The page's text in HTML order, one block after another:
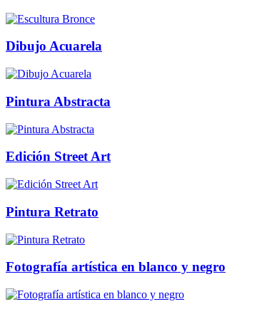
Dibujo Acuarela
Pintura Abstracta
Edición Street Art
Pintura Retrato
Fotografía artística en blanco y negro